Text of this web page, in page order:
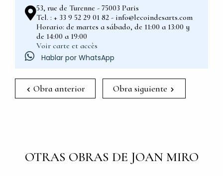
53, rue de Turenne - 75003 Paris
Tel. : + 33 9 52 29 01 82 - info@lecoindesarts.com
Horario: de martes a sábado, de 11:00 a 13:00 y
de 14:00 a 19:00
Voir carte et accès
Hablar por WhatsApp
Obra anterior Obra siguiente
OTRAS OBRAS DE JOAN MIRO